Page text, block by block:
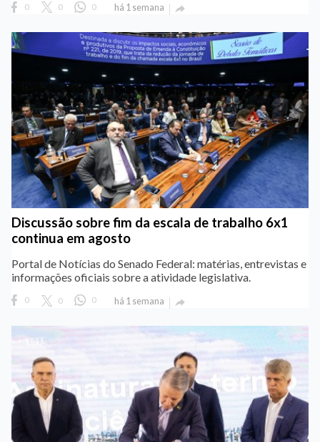
0 0 0 há 1 semana 
Discussão sobre fim da escala de trabalho 6x1
continua em agosto
Portal de Notícias do Senado Federal: matérias, entrevistas e
informações oficiais sobre a atividade legislativa.
0 0 0 há 1 semana 